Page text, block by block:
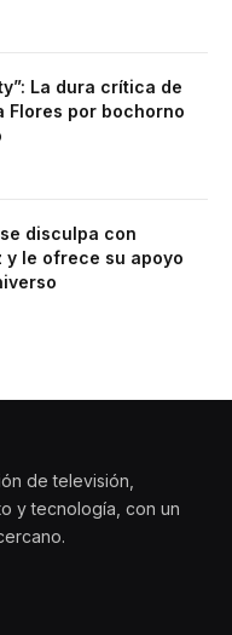
La dura crítica de
Flores por bochorno
disculpa con
y le ofrece su apoyo
de televisión,
y tecnología, con un